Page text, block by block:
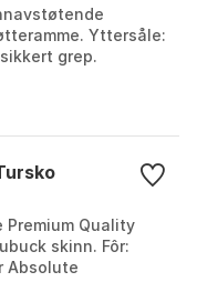
Yttersåle:
grep.
Premium Quality
skinn. Fôr:
Absolute